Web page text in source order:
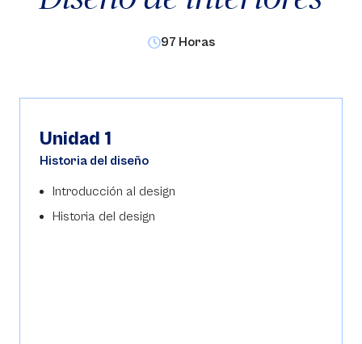
97 Horas
Unidad 1
Historia del diseño
Introducción al design
Historia del design